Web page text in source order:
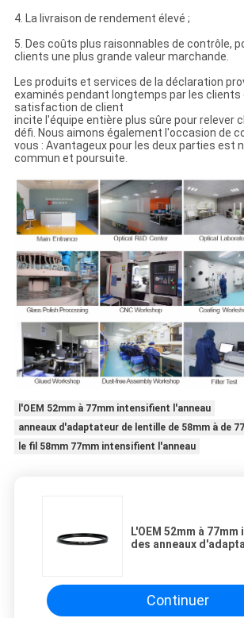
4. La livraison de rendement élevé ;
5. Des coûts plus raisonnables de contrôle,
clients une plus grande valeur marchande.
Les produits et services de la déclaration
examinés pendant longtemps par les clients
satisfaction de client
incite l'équipe entière plus sûre pour relever
défi. Nous aimons également l'occasion de
vous : Avantageux pour les deux parties est
commun et poursuite.
l'OEM 52mm à 77mm intensifient l'anneau
anneaux d'adaptateur de lentille de 58mm à de
le fil 58mm 77mm intensifient l'anneau
L'OEM 52mm à
des anneaux
Continuer